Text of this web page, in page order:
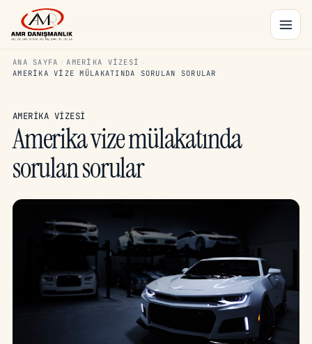
ANA SAYFA
AMERIKA VIZESI
AMERIKA VIZE MÜLAKATINDA SORULAN SORULAR
AMERIKA VIZESI
Amerika vize mülakatında
sorulan sorular